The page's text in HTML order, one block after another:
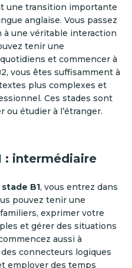
une transition importante
anglaise. Vous passez
une véritable interaction
tenir une
et commencer à
vous êtes suffisamment à
plus complexes et
Ces stades sont
ou étudier à l’étranger.
: intermédiaire
stade B1, vous entrez dans
pouvez tenir une
exprimer votre
et gérer des situations
aussi à
connecteurs logiques
employer des temps